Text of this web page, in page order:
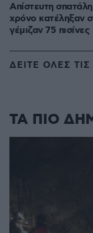
Απίστευτη
χρόνο κατέληξαν
γέμιζαν 75 πισίνες
ΔΕΙΤΕ ΟΛΕΣ ΤΙΣ
ΤΑ ΠΙΟ